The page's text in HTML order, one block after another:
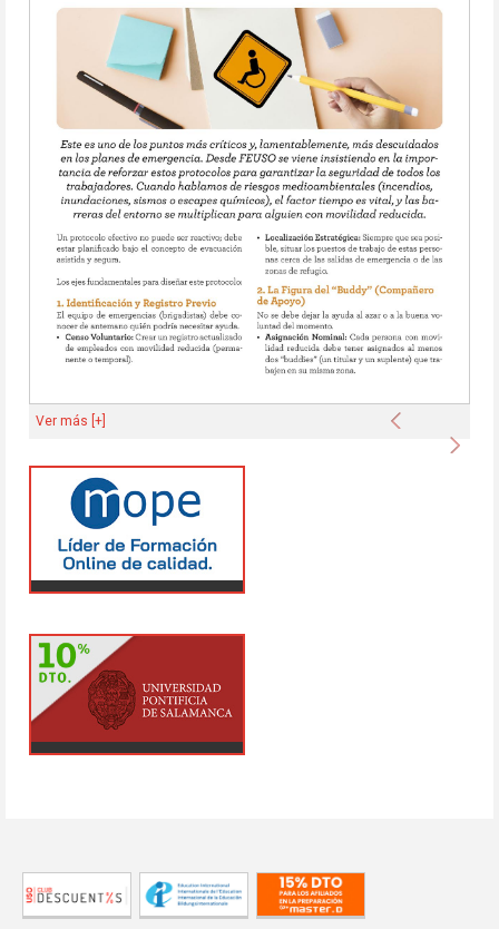
Anterior
Ver más [+]